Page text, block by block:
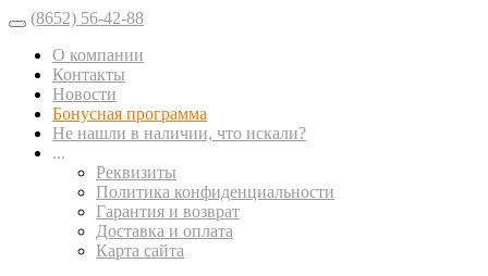
(8652) 56-42-88
О компании
Контакты
Новости
Бонусная программа
Не нашли в наличии, что искали?
...
Реквизиты
Политика конфиденциальности
Гарантия и возврат
Доставка и оплата
Карта сайта